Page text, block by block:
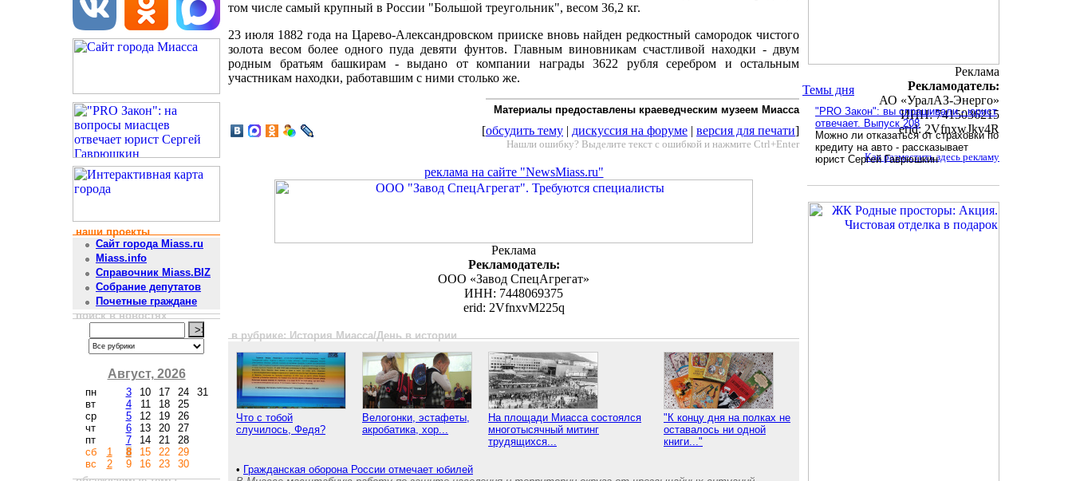
наши проекты
Сайт города Miass.ru
Miass.info
Справочник Miass.BIZ
Собрание депутатов
Почетные граждане
поиск в новостях
Август, 2026
пн
вт
ср
чт
пт
сб
вс
1
2
3
4
5
6
7
8
9
10
11
12
13
14
15
16
17
18
19
20
21
22
23
24
25
26
27
28
29
30
31
том числе самый крупный в России "Большой треугольник", весом 36,2 кг.
23 июля 1882 года на Царево-Александровском прииске вновь найден редкостный самородок чистого
золота весом более одного пуда девяти фунтов. Главным виновникам счастливой находки - двум
родным братьям башкирам - выдано от компании награды 3622 рубля серебром и остальным
участникам находки, работавшим с ними столько же.
Материалы предоставлены краеведческим музеем Миасса
[обсудить тему | дискуссия на форуме | версия для печати]
Нашли ошибку? Выделите текст с ошибкой и нажмите Ctrl+Enter
реклама на сайте "NewsMiass.ru"
Реклама
Рекламодатель:
ООО «Завод СпецАгрегат»
ИНН: 7448069375
erid: 2VfnxvM225q
в рубрике: История Миасса/День в истории
Что с тобой
случилось, Федя?
Велогонки, эстафеты,
акробатика, хор...
На площади Миасса состоялся
многотысячный митинг
трудящихся...
"К концу дня на полках не
оставалось ни одной
книги..."
• Гражданская оборона России отмечает юбилей
Реклама
Рекламодатель:
АО «УралАЗ-Энерго»
ИНН: 7415036215
erid: 2VfnxwJkv4R
Как разместить здесь рекламу
Темы дня
"PRO Закон": вы спрашивали - юрист
отвечает. Выпуск 208
Можно ли отказаться от страховки по
кредиту на авто - рассказывает
юрист Сергей Гаврюшкин